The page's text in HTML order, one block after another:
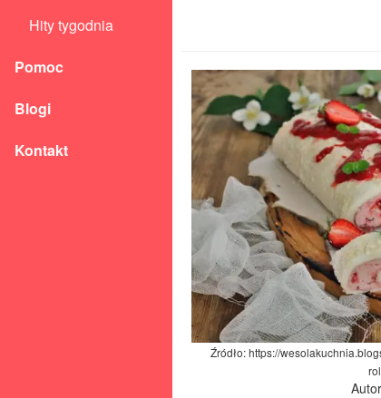
Hity tygodnia
Pomoc
Blogi
Kontakt
Źródło: https://